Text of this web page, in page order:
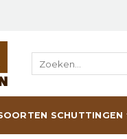
SCHUTTINGEN